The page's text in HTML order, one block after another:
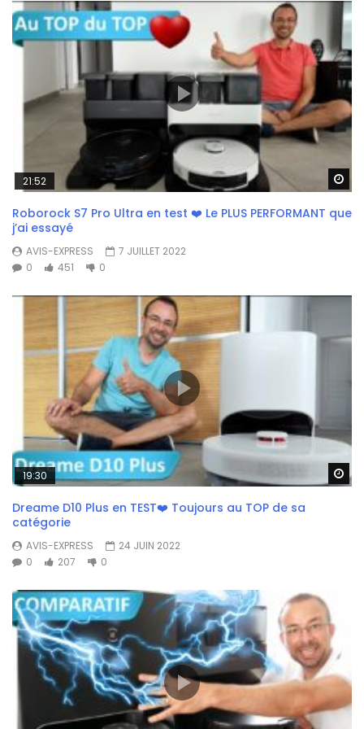
21:52
Roborock S7 Pro Ultra en test ❤️ Le PLUS PERFORMANT que
j’ai essayé
AVIS-EXPRESS
7 JUILLET 2022
0
451 0
19:30
Dreame D10 Plus en TEST❤️ Toujours au TOP de sa
catégorie
AVIS-EXPRESS
24 JUIN 2022
0
207 0